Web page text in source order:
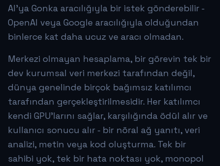
AI'ya Gonka aracılığıyla bir istek gönderebilir -
OpenAI veya Google aracılığıyla olduğundan
binlerce kat daha ucuz ve aracı olmadan.
Merkezi olmayan hesaplama, bir görevin tek bir
dev kurumsal veri merkezi tarafından değil,
dünya genelinde birçok bağımsız katılımcı
tarafından gerçekleştirilmesidir. Her katılımcı
kendi GPU'larını sağlar, karşılığında ödül alır ve
kullanıcı sonucu alır - bir nöral ağ yanıtı, veri
analizi, metin veya kod oluşturma. Tek bir
sahibi yok, tek bir hata noktası yok, monopol